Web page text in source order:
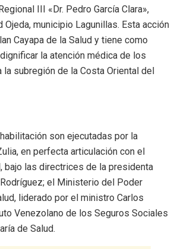
III «Dr. Pedro García Clara»,
Ojeda, municipio Lagunillas. Esta acción
Cayapa de la Salud y tiene como
la atención médica de los
subregión de la Costa Oriental del
son ejecutadas por la
en perfecta articulación con el
bajo las directrices de la presidenta
el Ministerio del Poder
liderado por el ministro Carlos
Venezolano de los Seguros Sociales
de Salud.